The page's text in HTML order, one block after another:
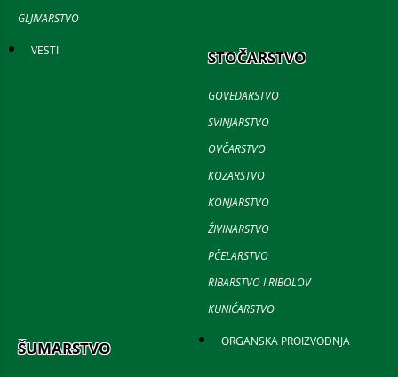
GLJIVARSTVO
VESTI STOČARSTVO
GOVEDARSTVO
SVINJARSTVO
OVČARSTVO
KOZARSTVO
KONJARSTVO
ŽIVINARSTVO
PČELARSTVO
RIBARSTVO I RIBOLOV
KUNIĆARSTVO
ŠUMARSTVO ORGANSKA PROIZVODNJA